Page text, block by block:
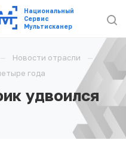
Национальный
Cервис
Мультисканер
Новости отрасли
года
удвоился